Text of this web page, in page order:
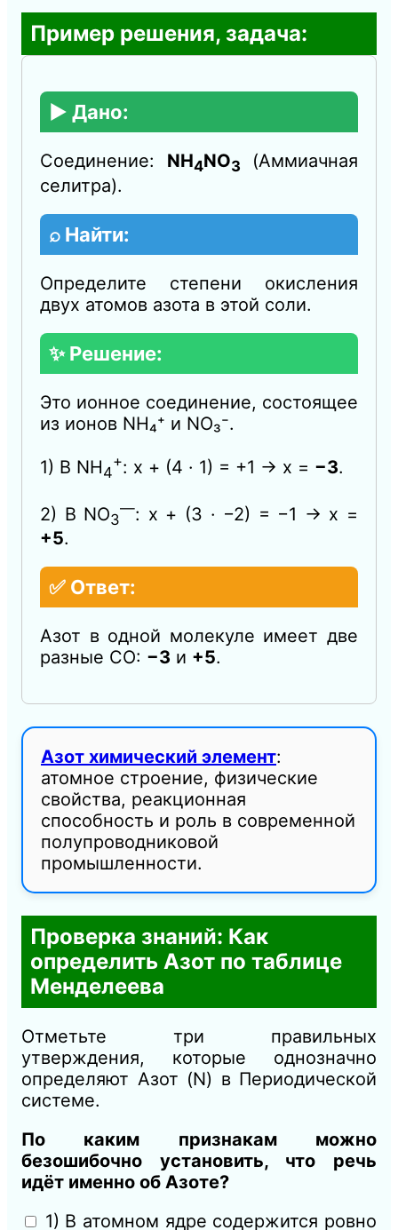
Пример решения, задача:
▶️ Дано:
Соединение: NH4NO3
(Аммиачная
селитра).
⌕ Найти:
Определите степени окисления
двух атомов азота в этой соли.
✨ Решение:
Это ионное соединение, состоящее
из ионов NH₄⁺ и NO₃⁻.
1) В NH4
+: x + (4 · 1) = +1 → x = −3.
2) В NO3
—: x + (3 · −2) = −1 → x =
+5.
✅ Ответ:
Азот в одной молекуле имеет две
разные СО: −3 и +5.
Азот химический элемент:
атомное строение, физические
свойства, реакционная
способность и роль в современной
полупроводниковой
промышленности.
Проверка знаний: Как
определить Азот по таблице
Менделеева
Отметьте три правильных
утверждения, которые однозначно
определяют Азот (N) в Периодической
системе.
По каким признакам можно
безошибочно установить, что речь
идёт именно об Азоте?
1) В атомном ядре содержится ровно